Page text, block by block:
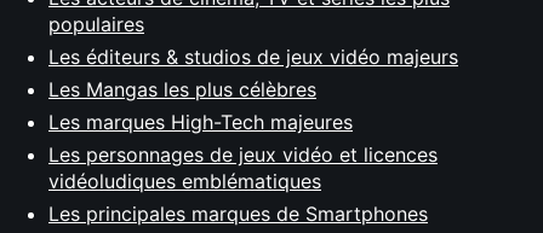
populaires
Les éditeurs & studios de jeux vidéo majeurs
Les Mangas les plus célèbres
Les marques High-Tech majeures
Les personnages de jeux vidéo et licences
vidéoludiques emblématiques
Les principales marques de Smartphones